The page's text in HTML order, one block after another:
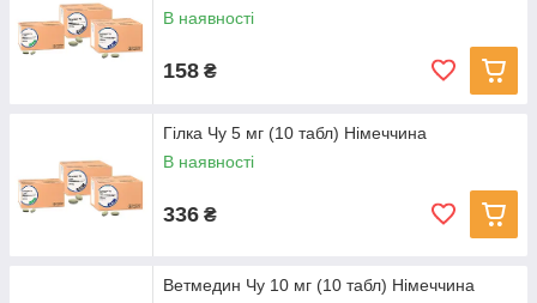
В наявності
158 ₴
Гілка Чу 5 мг (10 табл) Німеччина
В наявності
336 ₴
Ветмедин Чу 10 мг (10 табл) Німеччина